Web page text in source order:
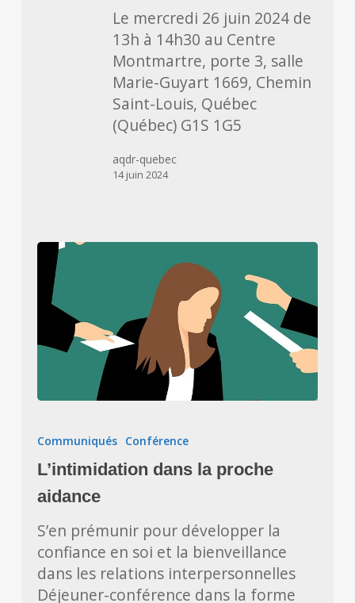
Québec
Le mercredi 26 juin 2024 de
13h à 14h30 au Centre
Montmartre, porte 3, salle
Marie-Guyart 1669, Chemin
Saint-Louis, Québec
(Québec) G1S 1G5
aqdr-quebec
14 juin 2024
dans
proche
aidance
Communiqués Conférence
L’intimidation dans la proche
aidance
S’en prémunir pour développer la
confiance en soi et la bienveillance
dans les relations interpersonnelles
Déjeuner-conférence dans la forme